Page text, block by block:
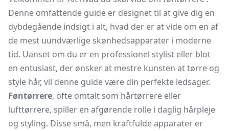
Denne omfattende guide er designet til at give dig en
dybdegående indsigt i alt, hvad der er at vide om en af
de mest uundværlige skønhedsapparater i moderne
tid. Uanset om du er en professionel stylist eller blot
en entusiast, der ønsker at mestre kunsten at tørre og
style hår, vil denne guide være din perfekte ledsager.
Føntørrere, ofte omtalt som hårtørrere eller
lufttørrere, spiller en afgørende rolle i daglig hårpleje
og styling. Disse små, men kraftfulde apparater er